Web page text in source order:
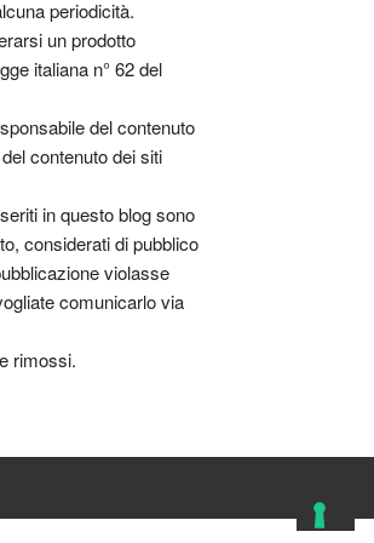
periodicità.
un prodotto
italiana n° 62 del
del contenuto
contenuto dei siti
in questo blog sono
considerati di pubblico
violasse
comunicarlo via
rimossi.